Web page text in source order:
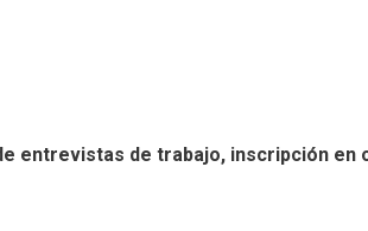
entrevistas de trabajo, inscripción en